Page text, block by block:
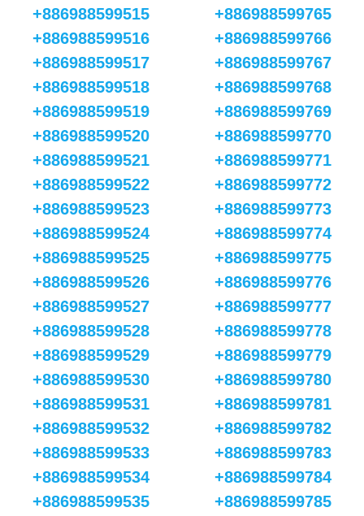
+886988599515
+886988599516
+886988599517
+886988599518
+886988599519
+886988599520
+886988599521
+886988599522
+886988599523
+886988599524
+886988599525
+886988599526
+886988599527
+886988599528
+886988599529
+886988599530
+886988599531
+886988599532
+886988599533
+886988599534
+886988599535
+886988599765
+886988599766
+886988599767
+886988599768
+886988599769
+886988599770
+886988599771
+886988599772
+886988599773
+886988599774
+886988599775
+886988599776
+886988599777
+886988599778
+886988599779
+886988599780
+886988599781
+886988599782
+886988599783
+886988599784
+886988599785